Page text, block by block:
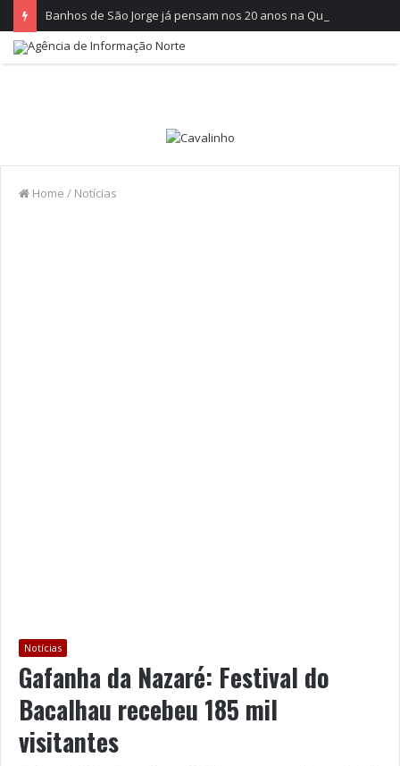
Home / Notícias
Notícias
Gafanha da Nazaré: Festival do
Bacalhau recebeu 185 mil
visitantes